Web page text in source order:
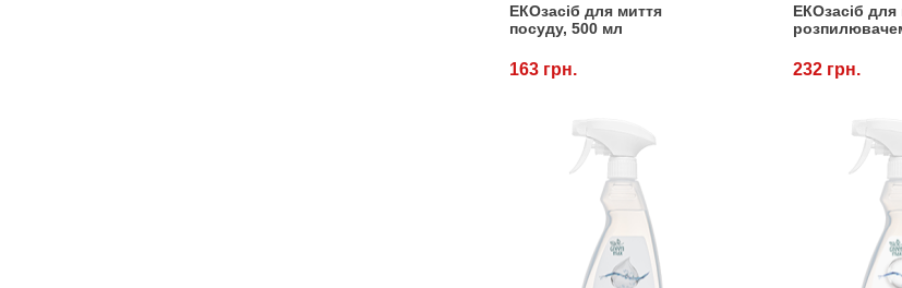
ЕКОзасіб для миття
посуду, 500 мл
163 грн.
ЕКОзасіб для
232 грн.